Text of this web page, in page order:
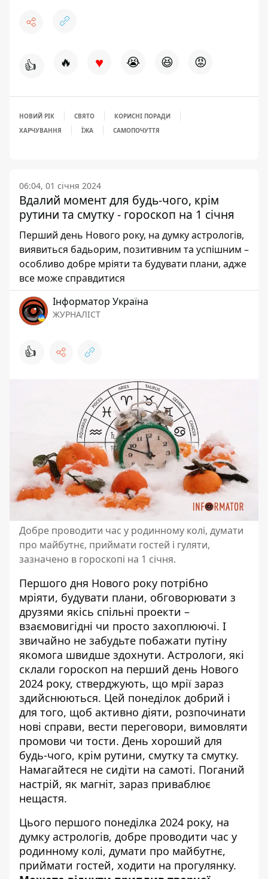
👍 🔥 ♥ 😭 😆 😡
НОВИЙ РІК СВЯТО
КОРИСНІ ПОРАДИ
ХАРЧУВАННЯ
ЇЖА САМОПОЧУТТЯ
06:04, 01 січня 2024
Вдалий момент для будь-чого, крім
рутини та смутку - гороскоп на 1 січня
Перший день Нового року, на думку астрологів,
виявиться бадьорим, позитивним та успішним –
особливо добре мріяти та будувати плани, адже
все може справдитися
Інформатор Україна
ЖУРНАЛІСТ
👍
Добре проводити час у родинному колі, думати
про майбутнє, приймати гостей і гуляти,
зазначено в гороскопі на 1 січня.
Першого дня Нового року потрібно
мріяти, будувати плани, обговорювати з
друзями якісь спільні проекти –
взаємовигідні чи просто захоплюючі. І
звичайно не забудьте побажати путіну
якомога швидше здохнути. Астрологи, які
склали гороскоп на перший день Нового
2024 року, стверджують, що мрії зараз
здийснюються. Цей понеділок добрий і
для того, щоб активно діяти, розпочинати
нові справи, вести переговори, вимовляти
промови чи тости. День хороший для
будь-чого, крім рутини, смутку та смутку.
Намагайтеся не сидіти на самоті. Поганий
настрій, як магніт, зараз приваблює
нещастя.
Цього першого понеділка 2024 року, на
думку астрологів, добре проводити час у
родинному колі, думати про майбутнє,
приймати гостей, ходити на прогулянку.